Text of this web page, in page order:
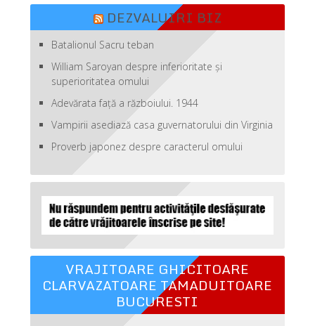
DEZVALUIRI BIZ
Batalionul Sacru teban
William Saroyan despre inferioritate şi
superioritatea omului
Adevărata față a războiului. 1944
Vampirii asediază casa guvernatorului din Virginia
Proverb japonez despre caracterul omului
VRAJITOARE GHICITOARE
CLARVAZATOARE TAMADUITOARE
BUCURESTI